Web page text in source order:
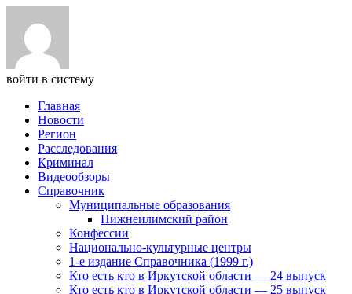
войти в систему
Главная
Новости
Регион
Расследования
Криминал
Видеообзоры
Справочник
Муниципальные образования
Нижнеилимский район
Конфессии
Национально-культурные центры
1-е издание Справочника (1999 г.)
Кто есть кто в Иркутской области — 24 выпуск
Кто есть кто в Иркутской области — 25 выпуск